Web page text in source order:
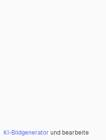
KI-Bildgenerator und bearbeite